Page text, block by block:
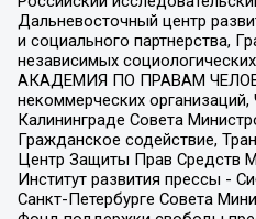
Дальневосточный центр
и социального партнерства,
независимых
АКАДЕМИЯ ПО ПРАВАМ
некоммерческих
Калининграде Совета
Гражданское содействие,
Центр Защиты Прав Средств
Институт развития прессы -
Санкт-Петербурге Совета